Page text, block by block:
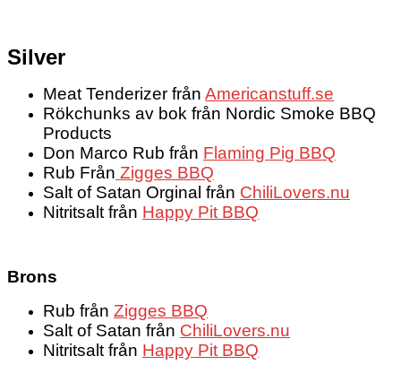
Silver
Meat Tenderizer från Americanstuff.se
Rökchunks av bok från Nordic Smoke BBQ
Products
Don Marco Rub från Flaming Pig BBQ
Rub Från Zigges BBQ
Salt of Satan Orginal från ChiliLovers.nu
Nitritsalt från Happy Pit BBQ
Brons
Rub från Zigges BBQ
Salt of Satan från ChiliLovers.nu
Nitritsalt från Happy Pit BBQ